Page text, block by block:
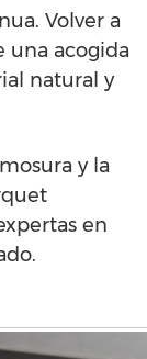
Volver a
una acogida
natural y
y la
en